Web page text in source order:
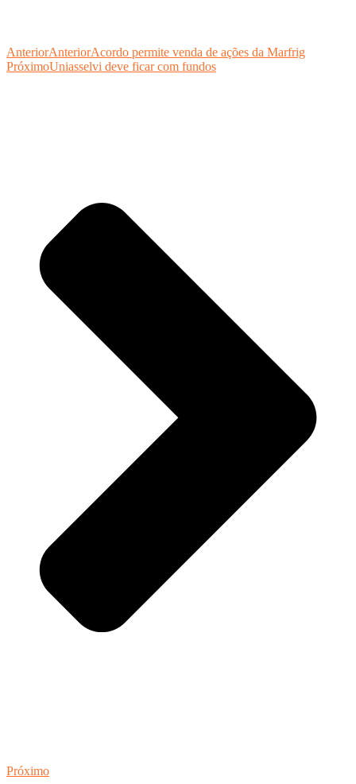
AnteriorAnteriorAcordo permite venda de ações da Marfrig
PróximoUniasselvi deve ficar com fundos
Próximo